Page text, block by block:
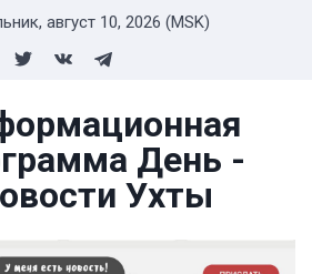
август 10, 2026 (MSK)
День -
Ухты